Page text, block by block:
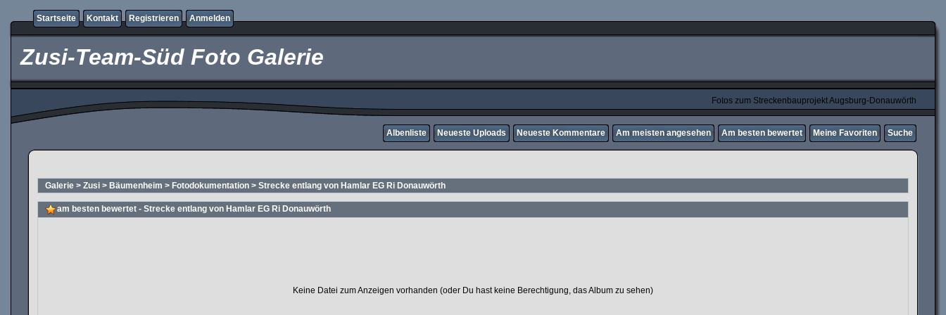
Startseite Kontakt Registrieren Anmelden
Zusi-Team-Süd Foto Galerie
Fotos zum Streckenbauprojekt Augsburg-Donauwörth
Albenliste Neueste Uploads Neueste Kommentare Am meisten angesehen Am besten bewertet Meine Favoriten Suche
Galerie > Zusi > Bäumenheim > Fotodokumentation > Strecke entlang von Hamlar EG Ri Donauwörth
am besten bewertet - Strecke entlang von Hamlar EG Ri Donauwörth
Keine Datei zum Anzeigen vorhanden (oder Du hast keine Berechtigung, das Album zu sehen)